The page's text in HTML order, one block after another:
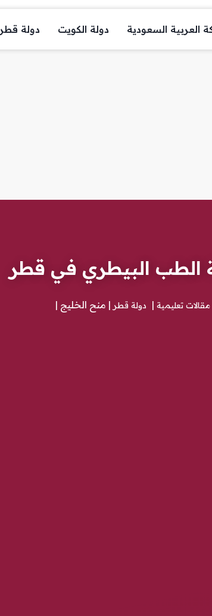
العربية السعودية دولة الكويت دولة قطر
الطب البيطري في قطر
مقالات تعليمية دولة قطر منح الخليج